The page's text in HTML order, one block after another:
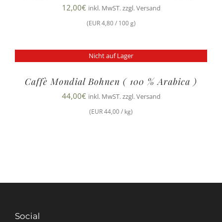
12,00€ inkl. MwST. zzgl. Versand
(EUR 4,80 / 100 g)
Nicht auf Lager
Caffè Mondial Bohnen ( 100 % Arabica )
44,00€ inkl. MwST. zzgl. Versand
(EUR 44,00 / kg)
Social